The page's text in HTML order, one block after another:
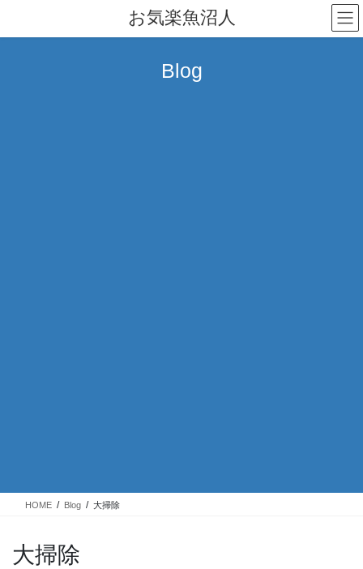
テ
ゲ
お気楽魚沼人
Blog
HOME Blog 大掃除
大掃除